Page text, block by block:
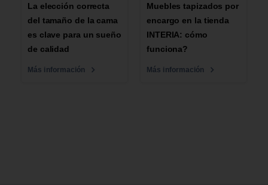
La elección correcta
del tamaño de la cama
es clave para un sueño
de calidad
Más información
Muebles tapizados por
encargo en la tienda
INTERIA: cómo
funciona?
Más información